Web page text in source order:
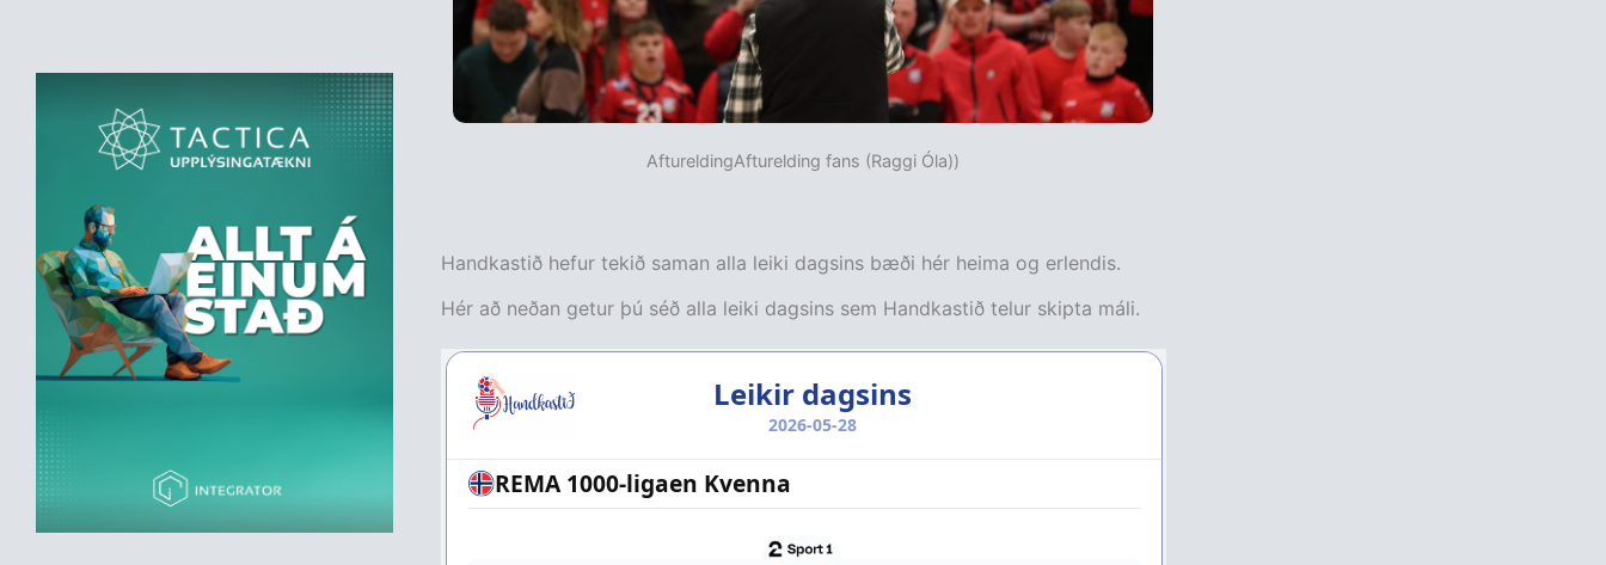
AftureldingAfturelding fans (Raggi Óla))
Handkastið hefur tekið saman alla leiki dagsins bæði hér heima og erlendis.
Hér að neðan getur þú séð alla leiki dagsins sem Handkastið telur skipta máli.